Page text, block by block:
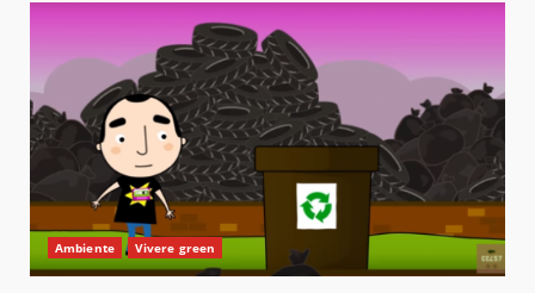
Ambiente Vivere green